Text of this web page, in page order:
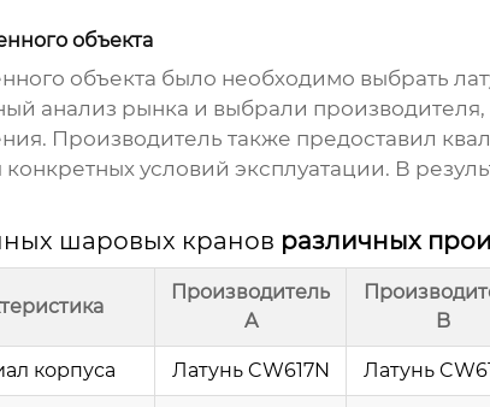
объекта
объекта было необходимо выбрать
анализ рынка и выбрали
Производитель также предоставил
условий эксплуатации. В
шаровых кранов различных
Производитель
A
B
корпуса Латунь CW617N Латунь